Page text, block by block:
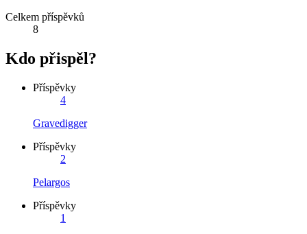
Celkem příspěvků
8
Kdo přispěl?
Příspěvky
4
Gravedigger
Příspěvky
2
Pelargos
Příspěvky
1